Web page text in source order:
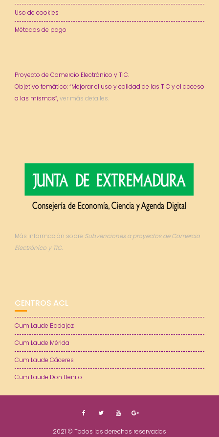
Uso de cookies
Métodos de pago
Proyecto de Comercio Electrónico y TIC.
Objetivo temático: “Mejorar el uso y calidad de las TIC y el acceso
a las mismas”,ver más detalles.
Más información sobre Subvenciones a proyectos de Comercio
Electrónico y TIC.
CENTROS ACL
Cum Laude Badajoz
Cum Laude Mérida
Cum Laude Cáceres
Cum Laude Don Benito
2021 © Todos los derechos reservados